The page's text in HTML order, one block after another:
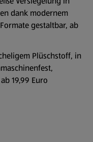
dank modernem
gestaltbar, ab
Plüschstoff, in
19,99 Euro